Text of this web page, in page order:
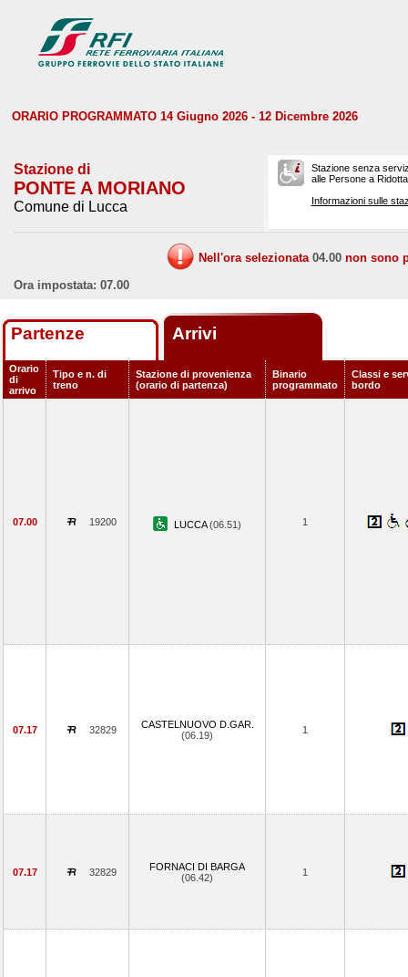
ORARIO PROGRAMMATO 14 Giugno 2026 - 12 Dicembre 2026
Stazione di
PONTE A MORIANO
Comune di Lucca
Stazione senza
alle Persone a
Informazioni sulle
Nell'ora selezionata 04.00 non sono
Ora impostata: 07.00
Partenze Arrivi
Orario
di
arrivo
Tipo e n. di
treno
Stazione di provenienza
(orario di partenza)
Binario
programmato
Classi e
bordo
07.00 19200 LUCCA(06.51) 1
07.17 32829
CASTELNUOVO D.GAR.
(06.19)
1
07.17 32829
FORNACI DI BARGA
(06.42)
1